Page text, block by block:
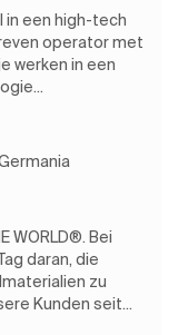
in een high-tech
operator met
werken in een
WORLD®. Bei
daran, die
zu
Kunden seit...